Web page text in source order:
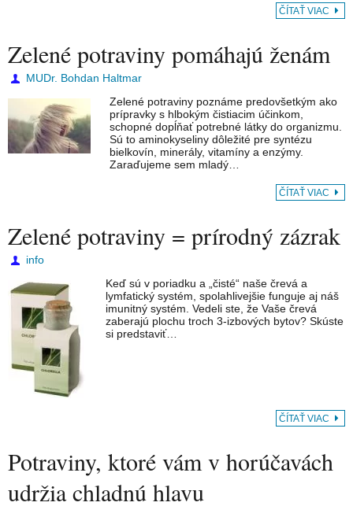
ČÍTAŤ VIAC
Zelené potraviny pomáhajú ženám
MUDr. Bohdan Haltmar
Zelené potraviny poznáme predovšetkým ako
prípravky s hlbokým čistiacim účinkom,
schopné dopĺňať potrebné látky do organizmu.
Sú to aminokyseliny dôležité pre syntézu
bielkovín, minerály, vitamíny a enzýmy.
Zaraďujeme sem mladý…
ČÍTAŤ VIAC
Zelené potraviny = prírodný zázrak
info
Keď sú v poriadku a „čisté“ naše črevá a
lymfatický systém, spolahlivejšie funguje aj náš
imunitný systém. Vedeli ste, že Vaše črevá
zaberajú plochu troch 3-izbových bytov? Skúste
si predstaviť…
ČÍTAŤ VIAC
Potraviny, ktoré vám v horúčavách
udržia chladnú hlavu